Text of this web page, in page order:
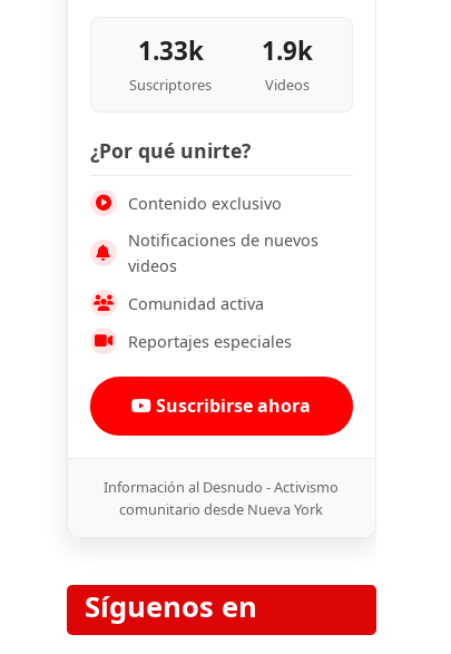
1.33k
Suscriptores
1.9k
Videos
¿Por qué unirte?
Contenido exclusivo
Notificaciones de nuevos
videos
Comunidad activa
Reportajes especiales
Suscribirse ahora
Información al Desnudo - Activismo
comunitario desde Nueva York
Síguenos en